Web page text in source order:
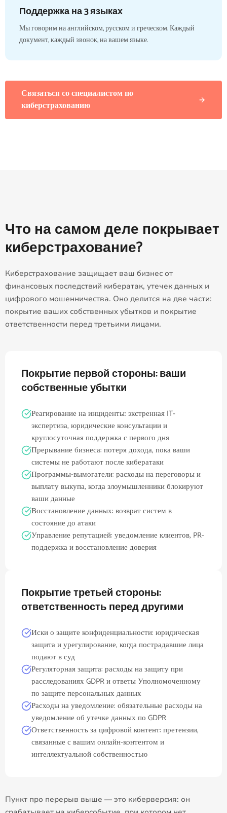
Поддержка на 3 языках
Мы говорим на английском, русском и греческом. Каждый
документ, каждый звонок, на вашем языке.
Связаться со специалистом по
киберстрахованию
Что на самом деле покрывает
киберстрахование?
Киберстрахование защищает ваш бизнес от
финансовых последствий кибератак, утечек данных и
цифрового мошенничества. Оно делится на две части:
покрытие ваших собственных убытков и покрытие
ответственности перед третьими лицами.
Покрытие первой стороны: ваши
собственные убытки
Реагирование на инциденты: экстренная IT-
экспертиза, юридические консультации и
круглосуточная поддержка с первого дня
Прерывание бизнеса: потеря дохода, пока ваши
системы не работают после кибератаки
Программы-вымогатели: расходы на переговоры и
выплату выкупа, когда злоумышленники блокируют
ваши данные
Восстановление данных: возврат систем в
состояние до атаки
Управление репутацией: уведомление клиентов, PR-
поддержка и восстановление доверия
Покрытие третьей стороны:
ответственность перед другими
Иски о защите конфиденциальности: юридическая
защита и урегулирование, когда пострадавшие лица
подают в суд
Регуляторная защита: расходы на защиту при
расследованиях GDPR и ответы Уполномоченному
по защите персональных данных
Расходы на уведомление: обязательные расходы на
уведомление об утечке данных по GDPR
Ответственность за цифровой контент: претензии,
связанные с вашим онлайн-контентом и
интеллектуальной собственностью
Пункт про перерыв выше — это киберверсия: он